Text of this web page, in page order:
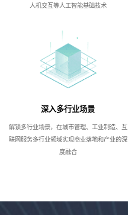
人机交互等人工智能基础技术
深入多行业场景
解锁多行业场景，在城市管理、工业制造、互
联网服务多行业领域实现商业落地和产业的深
度融合